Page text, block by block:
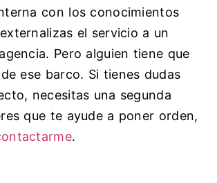
con los conocimientos
el servicio a un
Pero alguien tiene que
ese barco. Si tienes dudas
necesitas una segunda
que te ayude a poner orden,
.